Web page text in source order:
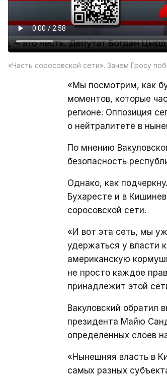
«Часть соросовской сети». Зачем Гросу
«Мы посмотрим, как
моментов, которые
регионе. Оппозиция
о нейтралитете в
По мнению
безопасность
Однако, как
Бухаресте и в
соросовской сети.
«И вот эта сеть, мы
удержаться у власти
американскую
не просто каждое
принадлежит этой
Вакуловский обратил
президента Майю
определенных слоев
«Нынешняя власть в
самых разных